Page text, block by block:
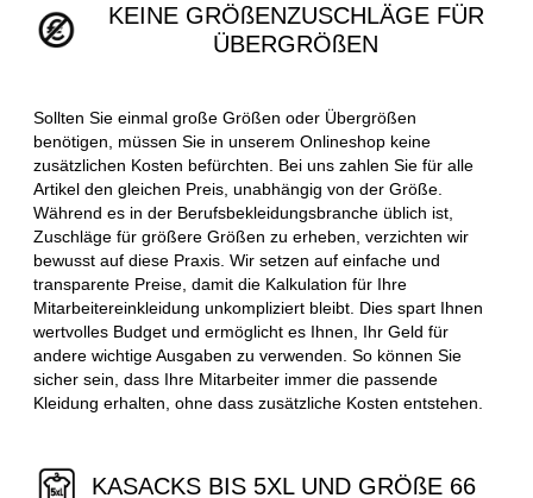
KEINE GRÖßENZUSCHLÄGE FÜR
ÜBERGRÖßEN
Sollten Sie einmal große Größen oder Übergrößen
benötigen, müssen Sie in unserem Onlineshop keine
zusätzlichen Kosten befürchten. Bei uns zahlen Sie für alle
Artikel den gleichen Preis, unabhängig von der Größe.
Während es in der Berufsbekleidungsbranche üblich ist,
Zuschläge für größere Größen zu erheben, verzichten wir
bewusst auf diese Praxis. Wir setzen auf einfache und
transparente Preise, damit die Kalkulation für Ihre
Mitarbeitereinkleidung unkompliziert bleibt. Dies spart Ihnen
wertvolles Budget und ermöglicht es Ihnen, Ihr Geld für
andere wichtige Ausgaben zu verwenden. So können Sie
sicher sein, dass Ihre Mitarbeiter immer die passende
Kleidung erhalten, ohne dass zusätzliche Kosten entstehen.
KASACKS BIS 5XL UND GRÖßE 66